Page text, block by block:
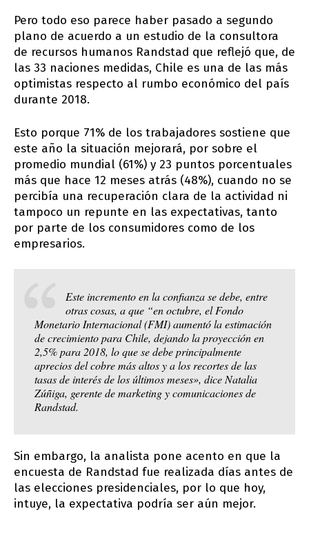
Pero todo eso parece haber pasado a segundo
plano de acuerdo a un estudio de la consultora
de recursos humanos Randstad que reflejó que, de
las 33 naciones medidas, Chile es una de las más
optimistas respecto al rumbo económico del país
durante 2018.
Esto porque 71% de los trabajadores sostiene que
este año la situación mejorará, por sobre el
promedio mundial (61%) y 23 puntos porcentuales
más que hace 12 meses atrás (48%), cuando no se
percibía una recuperación clara de la actividad ni
tampoco un repunte en las expectativas, tanto
por parte de los consumidores como de los
empresarios.
Este incremento en la confianza se debe, entre
otras cosas, a que “en octubre, el Fondo
Monetario Internacional (FMI) aumentó la estimación
de crecimiento para Chile, dejando la proyección en
2,5% para 2018, lo que se debe principalmente
aprecios del cobre más altos y a los recortes de las
tasas de interés de los últimos meses», dice Natalia
Zúñiga, gerente de marketing y comunicaciones de
Randstad.
Sin embargo, la analista pone acento en que la
encuesta de Randstad fue realizada días antes de
las elecciones presidenciales, por lo que hoy,
intuye, la expectativa podría ser aún mejor.